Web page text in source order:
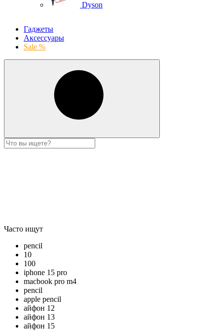
Dyson
Гаджеты
Аксессуары
Sale %
Часто ищут
pencil
10
100
iphone 15 pro
macbook pro m4
pencil
apple pencil
айфон 12
айфон 13
айфон 15